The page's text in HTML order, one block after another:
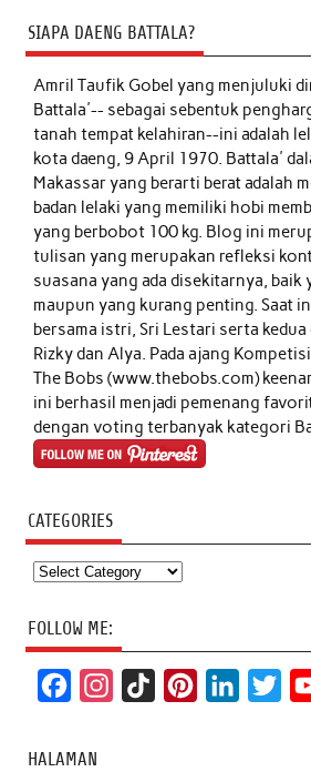
SIAPA DAENG BATTALA?
Amril Taufik Gobelyang menjuluki
Battala'-- sebagai sebentuk
tanah tempat kelahiran--ini adalah
kota daeng, 9 April 1970. Battala'
Makassar yang berarti berat adalah
badan lelaki yang memiliki hobi
yang berbobot 100 kg. Blog ini
tulisan yang merupakan refleksi
suasana yang ada disekitarnya, baik
maupun yang kurang penting. Saat
bersama istri, Sri Lestari serta
Rizky dan Alya. Pada ajang
The Bobs (www.thebobs.com)
ini berhasil menjadi pemenang
dengan voting terbanyak kategori
CATEGORIES
Categories
FOLLOW ME:
c
HALAMAN